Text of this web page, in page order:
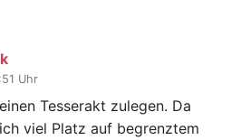
Uhr
Tesserakt zulegen. Da
viel Platz auf begrenztem